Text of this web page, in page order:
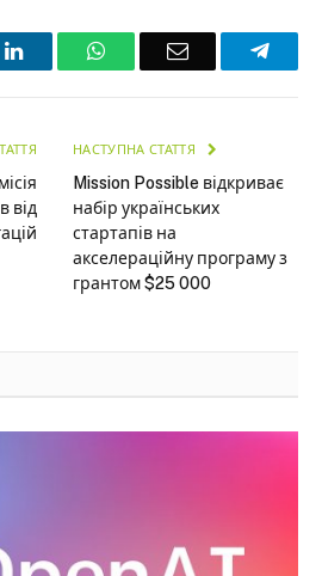
LinkedInWhatsAppEmail
від
НАСТУПНА СТАТТЯ
Mission Possible відкриває
набір українських
стартапів на
акселераційну програму з
грантом $25 000